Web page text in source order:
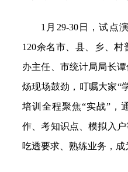
1月29-30日，试点
120余名市、县、乡、
办主任、市统计局局长
炀现场鼓劲，叮嘱大家“
培训全程聚焦“实战”，
作、考知识点、模拟入
吃透要求、熟练业务，成